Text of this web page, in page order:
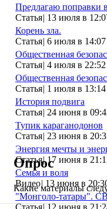
Предлагаю поправки
Статья| 13 июля в
Корень зла.
Статья| 6 июля в 14:07
Общественная
Статья| 4 июля в 22:52
Общественная
Статья| 1 июля в 13:14
История подвига
Статья| 24 июня в
Тупик караганодонов
Статья| 23 июня в
Энергия мечты и
Статья| 17 июня в
Семья и воля
Видео| 13 июня в
"Монголо-татары".
Опрос
Какие материалы